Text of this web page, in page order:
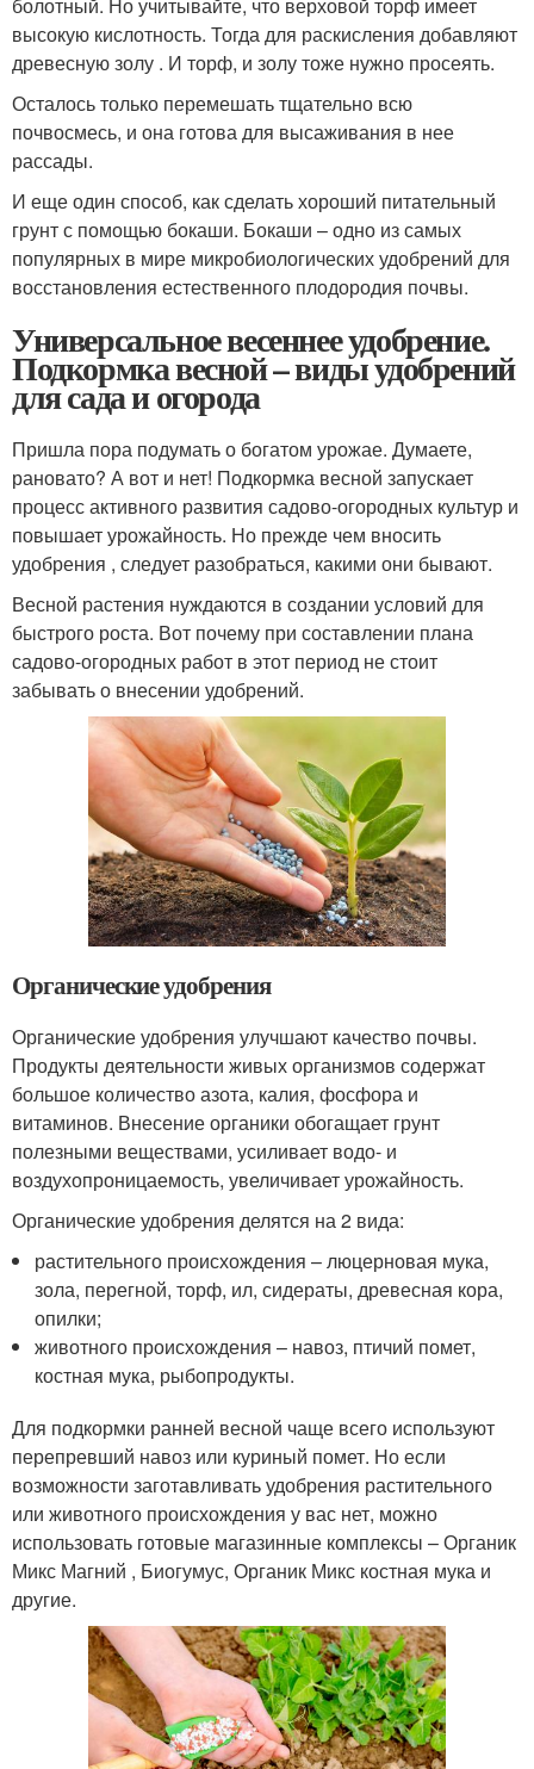
высокую кислотность. Тогда для раскисления добавляют
древесную золу . И торф, и золу тоже нужно просеять.
Осталось только перемешать тщательно всю
почвосмесь, и она готова для высаживания в нее
рассады.
И еще один способ, как сделать хороший питательный
грунт с помощью бокаши. Бокаши – одно из самых
популярных в мире микробиологических удобрений для
восстановления естественного плодородия почвы.
Универсальное весеннее удобрение.
Подкормка весной – виды удобрений
для сада и огорода
Пришла пора подумать о богатом урожае. Думаете,
рановато? А вот и нет! Подкормка весной запускает
процесс активного развития садово-огородных культур и
повышает урожайность. Но прежде чем вносить
удобрения , следует разобраться, какими они бывают.
Весной растения нуждаются в создании условий для
быстрого роста. Вот почему при составлении плана
садово-огородных работ в этот период не стоит
забывать о внесении удобрений.
Органические удобрения
Органические удобрения улучшают качество почвы.
Продукты деятельности живых организмов содержат
большое количество азота, калия, фосфора и
витаминов. Внесение органики обогащает грунт
полезными веществами, усиливает водо- и
воздухопроницаемость, увеличивает урожайность.
Органические удобрения делятся на 2 вида:
растительного происхождения – люцерновая мука,
зола, перегной, торф, ил, сидераты, древесная кора,
опилки;
животного происхождения – навоз, птичий помет,
костная мука, рыбопродукты.
Для подкормки ранней весной чаще всего используют
перепревший навоз или куриный помет. Но если
возможности заготавливать удобрения растительного
или животного происхождения у вас нет, можно
использовать готовые магазинные комплексы – Органик
Микс Магний , Биогумус, Органик Микс костная мука и
другие.